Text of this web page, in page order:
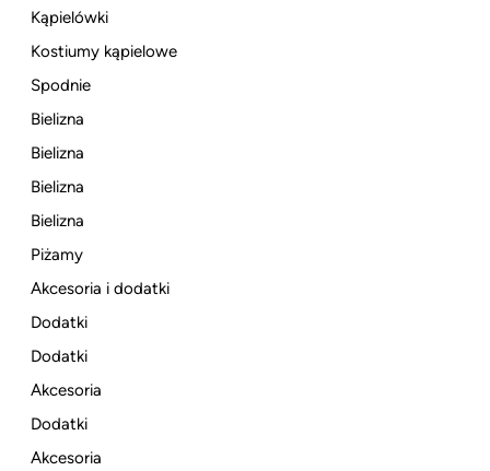
Kąpielówki
Kostiumy kąpielowe
Spodnie
Bielizna
Bielizna
Bielizna
Bielizna
Piżamy
Akcesoria i dodatki
Dodatki
Dodatki
Akcesoria
Dodatki
Akcesoria